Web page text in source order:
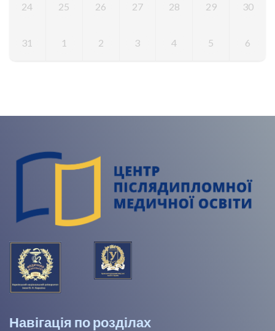
24 25 26 27 28 29 30
31 1 2 3 4 5 6
Навігація по розділах